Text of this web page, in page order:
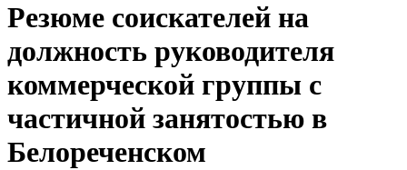
Резюме соискателей на
должность руководителя
коммерческой группы с
частичной занятостью в
Белореченском